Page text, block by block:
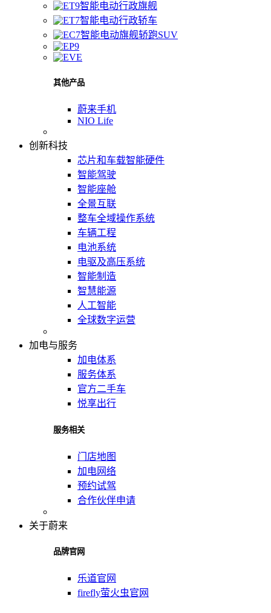
智能电动行政旗舰
智能电动行政轿车
智能电动旗舰轿跑SUV
其他产品
蔚来手机
NIO Life
创新科技
芯片和车载智能硬件
智能驾驶
智能座舱
全景互联
整车全域操作系统
车辆工程
电池系统
电驱及高压系统
智能制造
智慧能源
人工智能
全球数字运营
加电与服务
加电体系
服务体系
官方二手车
悦享出行
服务相关
门店地图
加电网络
预约试驾
合作伙伴申请
关于蔚来
品牌官网
乐道官网
firefly萤火虫官网